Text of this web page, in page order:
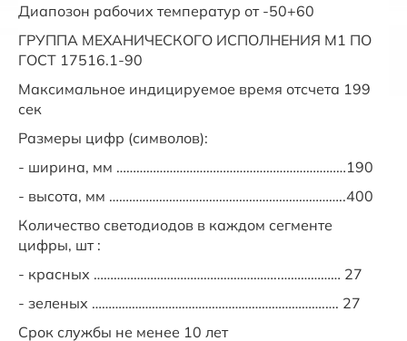
Диапозон рабочих температур от -50+60
ГРУППА МЕХАНИЧЕСКОГО ИСПОЛНЕНИЯ М1 ПО
ГОСТ 17516.1-90
Максимальное индицируемое время отсчета 199
сек
Размеры цифр (символов):
- ширина, мм ……………………………………………………………190
- высота, мм ……………………………………………………………..400
Количество светодиодов в каждом сегменте
цифры, шт :
- красных ………………………………………………..……………… 27
- зеленых …………………………………………………………….…. 27
Срок службы не менее 10 лет